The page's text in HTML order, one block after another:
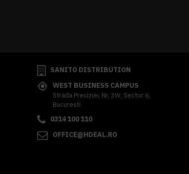
SANITO DISTRIBUTION
WEST BUSINESS CAMPUS
Strada Preciziei, Nr, 3W, Sector 6,
Bucuresti
0314 100 110
OFFICE@HDEAL.RO